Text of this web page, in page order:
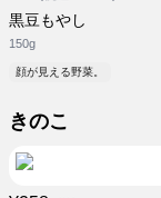
黒豆もやし
150g
顔が見える野菜。
きのこ